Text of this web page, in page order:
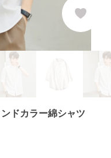
ドカラー綿シャツ